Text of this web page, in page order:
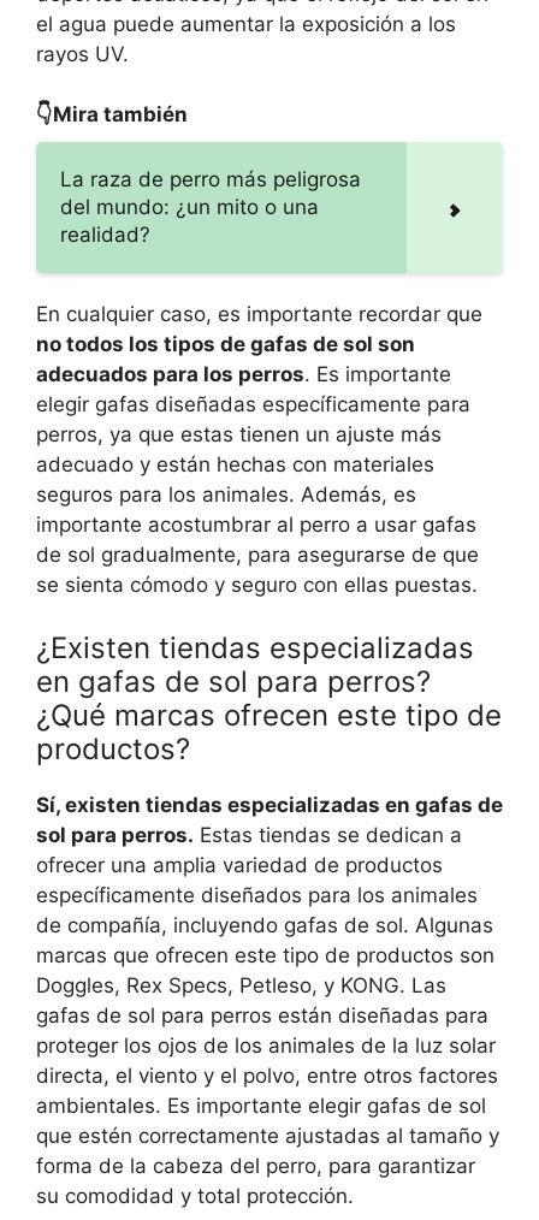
el agua puede aumentar la exposición a los
rayos UV.
👇Mira también
La raza de perro más peligrosa
del mundo: ¿un mito o una
realidad?
En cualquier caso, es importante recordar que
no todos los tipos de gafas de sol son
adecuados para los perros. Es importante
elegir gafas diseñadas específicamente para
perros, ya que estas tienen un ajuste más
adecuado y están hechas con materiales
seguros para los animales. Además, es
importante acostumbrar al perro a usar gafas
de sol gradualmente, para asegurarse de que
se sienta cómodo y seguro con ellas puestas.
¿Existen tiendas especializadas
en gafas de sol para perros?
¿Qué marcas ofrecen este tipo de
productos?
Sí, existen tiendas especializadas en gafas de
sol para perros. Estas tiendas se dedican a
ofrecer una amplia variedad de productos
específicamente diseñados para los animales
de compañía, incluyendo gafas de sol. Algunas
marcas que ofrecen este tipo de productos son
Doggles, Rex Specs, Petleso, y KONG. Las
gafas de sol para perros están diseñadas para
proteger los ojos de los animales de la luz solar
directa, el viento y el polvo, entre otros factores
ambientales. Es importante elegir gafas de sol
que estén correctamente ajustadas al tamaño y
forma de la cabeza del perro, para garantizar
su comodidad y total protección.